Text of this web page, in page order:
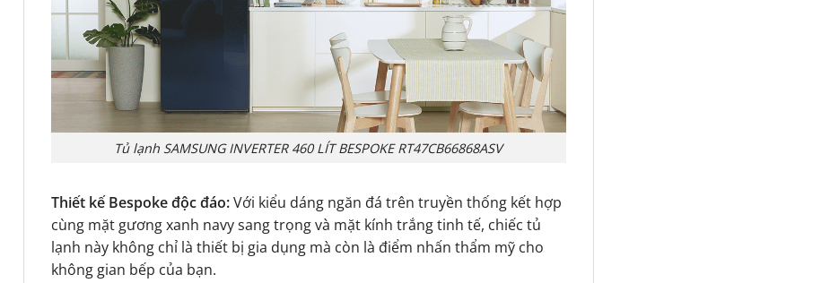
Tủ lạnh SAMSUNG INVERTER 460 LÍT BESPOKE RT47CB66868ASV
Thiết kế Bespoke độc đáo:Với kiểu dáng ngăn đá trên truyền thống kết hợp
cùng mặt gương xanh navy sang trọng và mặt kính trắng tinh tế, chiếc tủ
lạnh này không chỉ là thiết bị gia dụng mà còn là điểm nhấn thẩm mỹ cho
không gian bếp của bạn.